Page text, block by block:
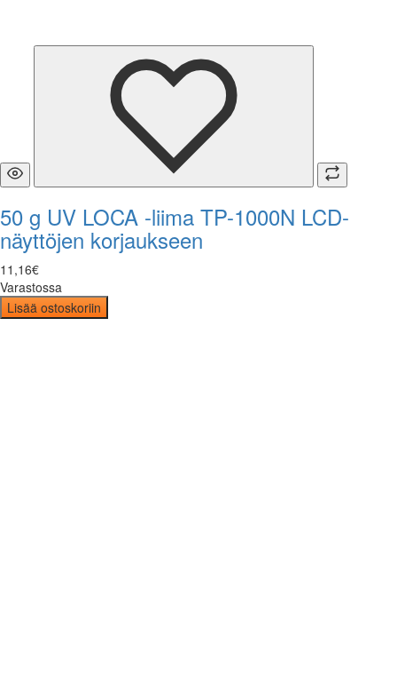
50 g UV LOCA -liima TP-1000N LCD-
näyttöjen korjaukseen
11 ,16€
Varastossa
Lisää ostoskoriin